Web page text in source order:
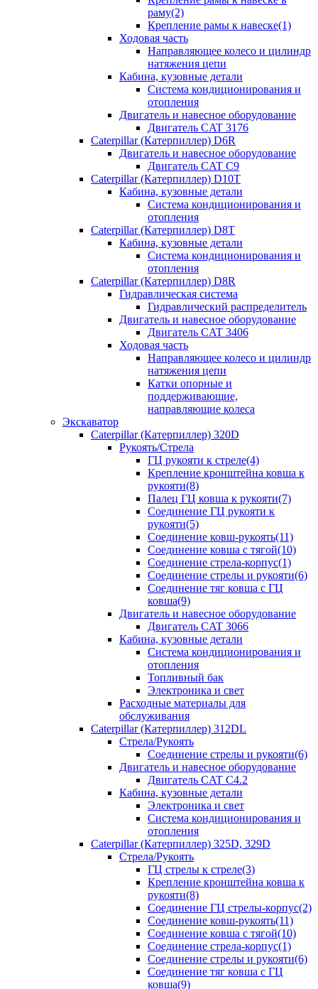
раму(2)
Крепление рамы к навеске(1)
Ходовая часть
Направляющее колесо и цилиндр
натяжения цепи
Кабина, кузовные детали
Система кондиционирования и
отопления
Двигатель и навесное оборудование
Двигатель CAT 3176
Caterpillar (Катерпиллер) D6R
Двигатель и навесное оборудование
Двигатель CAT C9
Caterpillar (Катерпиллер) D10T
Кабина, кузовные детали
Система кондиционирования и
отопления
Caterpillar (Катерпиллер) D8T
Кабина, кузовные детали
Система кондиционирования и
отопления
Caterpillar (Катерпиллер) D8R
Гидравлическая система
Гидравлический распределитель
Двигатель и навесное оборудование
Двигатель CAT 3406
Ходовая часть
Направляющее колесо и цилиндр
натяжения цепи
Катки опорные и
поддерживающие,
направляющие колеса
Экскаватор
Caterpillar (Катерпиллер) 320D
Рукоять/Стрела
ГЦ рукояти к стреле(4)
Крепление кронштейна ковша к
рукояти(8)
Палец ГЦ ковша к рукояти(7)
Соединение ГЦ рукояти к
рукояти(5)
Соединение ковш-рукоять(11)
Соединение ковша с тягой(10)
Соединение стрела-корпус(1)
Соединение стрелы и рукояти(6)
Соединение тяг ковша с ГЦ
ковша(9)
Двигатель и навесное оборудование
Двигатель CAT 3066
Кабина, кузовные детали
Система кондиционирования и
отопления
Топливный бак
Электроника и свет
Расходные материалы для
обслуживания
Caterpillar (Катерпиллер) 312DL
Стрела/Рукоять
Соединение стрелы и рукояти(6)
Двигатель и навесное оборудование
Двигатель CAT С4.2
Кабина, кузовные детали
Электроника и свет
Система кондиционирования и
отопления
Caterpillar (Катерпиллер) 325D, 329D
Стрела/Рукоять
ГЦ стрелы к стреле(3)
Крепление кронштейна ковша к
рукояти(8)
Соединение ГЦ стрелы-корпус(2)
Соединение ковш-рукоять(11)
Соединение ковша с тягой(10)
Соединение стрела-корпус(1)
Соединение стрелы и рукояти(6)
Соединение тяг ковша с ГЦ
ковша(9)